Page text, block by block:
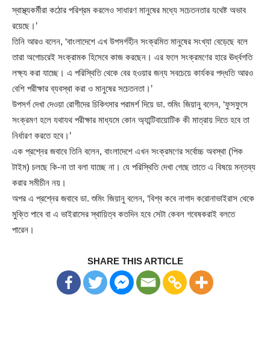
স্বাস্থ্যকর্মীরা কঠোর পরিশ্রম করলেও সাধারণ মানুষের মধ্যে সচেতনতার যথেষ্ট অভাব
রয়েছে।’
তিনি আরও বলেন, ‘বাংলাদেশে এখ উপসর্গহীন সংক্রমিত মানুষের সংখ্যা বেড়েছে বলে
তারা অগোচরেই সংক্রামক হিসেবে কাজ করছেন। এর ফলে সংক্রমণের হারে ঊর্ধ্বগতি
লক্ষ্য করা যাচ্ছে। এ পরিস্থিতি থেকে বের হওয়ার জন্য সবচেয়ে কার্যকর পদ্ধতি আরও
বেশি পরীক্ষার ব্যবস্থা করা ও মানুষের সচেতনতা।’
উপসর্গ দেখা দেওয়া রোগীদের চিকিৎসার পরামর্শ দিয়ে ডা. শুমিং জিয়ানু বলেন, ‘ফুসফুসে
সংক্রমণ হলে যথাযথ পরীক্ষার মাধ্যমে কোন অ্যান্টিবায়োটিক কী মাত্রায় দিতে হবে তা
নির্ধারণ করতে হবে।’
এক প্রশ্নের জবাবে তিনি বলেন, বাংলাদেশে এখন সংক্রমণের সর্বোচ্চ অবস্থা (পিক
টাইম) চলছে কি-না তা বলা যাচ্ছে না। যে পরিস্থিতি দেখা গেছে তাতে এ বিষয়ে মন্তব্য
করার সমীচীন নয়।
অপর এ প্রশ্নের জবাবে ডা. শুমিং জিয়ানু বলেন, ‘বিশ্ব কবে নাগাদ করোনাভাইরাস থেকে
মুক্তি পাবে বা এ ভাইরাসের স্থায়িত্ব কতদিন হবে সেটা কেবল গবেষকরাই বলতে
পারেন।
SHARE THIS ARTICLE